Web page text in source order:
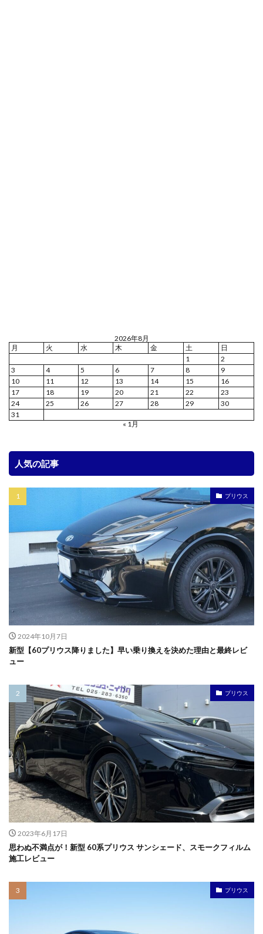
2026年8月
月
火 水 木 金 土
日
1
2
3
4 5 6 7 8
9
10
11 12 13 14 15
16
17
18 19 20 21 22
23
24
25 26 27 28 29
30
31
« 1月
人気の記事
プリウス
2024年10月7日
新型【60プリウス降りました】早い乗り換えを決めた理由と最終レビ
ュー
プリウス
2023年6月17日
思わぬ不満点が！新型 60系プリウス サンシェード、スモークフィルム
施工レビュー
プリウス